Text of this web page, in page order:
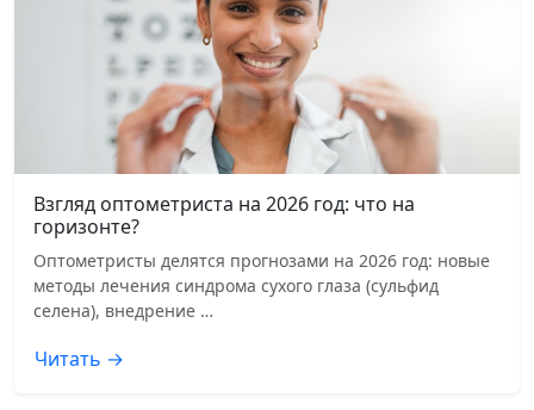
Взгляд оптометриста на 2026 год: что на
горизонте?
Оптометристы делятся прогнозами на 2026 год: новые
методы лечения синдрома сухого глаза (сульфид
селена), внедрение …
Читать →